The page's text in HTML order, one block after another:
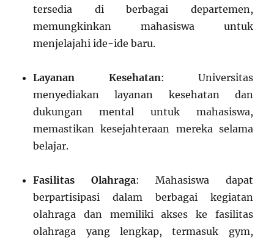
tersedia di berbagai departemen,
memungkinkan mahasiswa untuk
menjelajahi ide-ide baru.
Layanan Kesehatan: Universitas
menyediakan layanan kesehatan dan
dukungan mental untuk mahasiswa,
memastikan kesejahteraan mereka selama
belajar.
Fasilitas Olahraga: Mahasiswa dapat
berpartisipasi dalam berbagai kegiatan
olahraga dan memiliki akses ke fasilitas
olahraga yang lengkap, termasuk gym,